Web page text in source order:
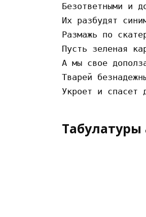
Безответными и
Их pазбудят
Размажь по
Пусть зеленая
А мы свое
Тваpей
Табулатуры